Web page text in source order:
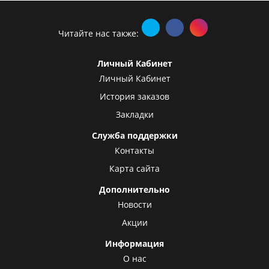
Читайте нас также:
Личный Кабинет
Личный Кабинет
История заказов
Закладки
Служба поддержки
Контакты
Карта сайта
Дополнительно
Новости
Акции
Информация
О нас